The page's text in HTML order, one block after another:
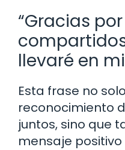
“Gracias
llevaré en
Esta frase no
reconocimiento
juntos, sino que
mensaje